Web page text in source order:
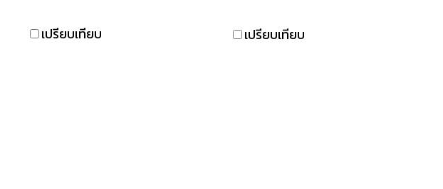
สร้างความคมชัดและคอนทรา
เปรียบเทียบ
ขึ้น 4K X-Reality Pro ช่วย
เปรียบเทียบ